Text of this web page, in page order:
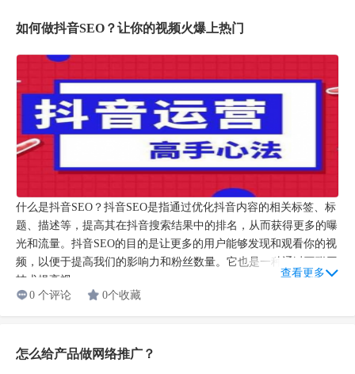
如何做抖音SEO？让你的视频火爆上热门
什么是抖音SEO？抖音SEO是指通过优化抖音内容的相关标签、标
题、描述等，提高其在抖音搜索结果中的排名，从而获得更多的曝
光和流量。抖音SEO的目的是让更多的用户能够发现和观看你的视
频，以便于提高我们的影响力和粉丝数量。它也是一种通过互联网
技术提高视...
查看更多
0 个评论
0个收藏
怎么给产品做网络推广？